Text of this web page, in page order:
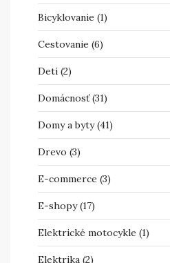
Bicyklovanie (1)
Cestovanie (6)
Deti (2)
Domácnosť(31)
Domy a byty(41)
Drevo (3)
E-commerce (3)
E-shopy(17)
Elektrické motocykle (1)
Elektrika (2)